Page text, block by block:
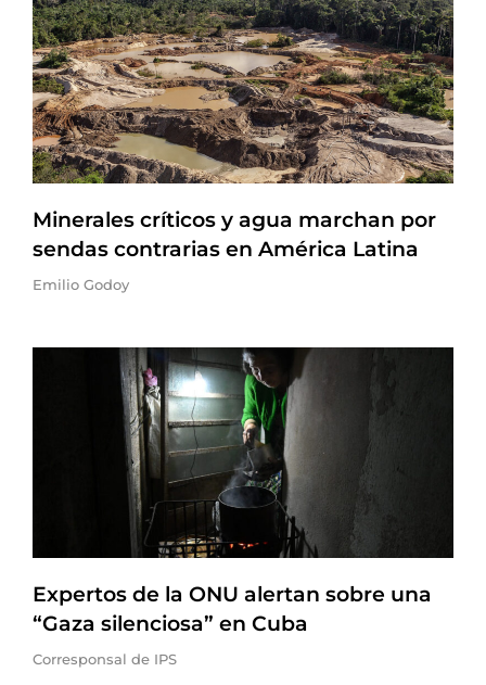
Minerales críticos y agua marchan por
sendas contrarias en América Latina
Emilio Godoy
Expertos de la ONU alertan sobre una
“Gaza silenciosa” en Cuba
Corresponsal de IPS